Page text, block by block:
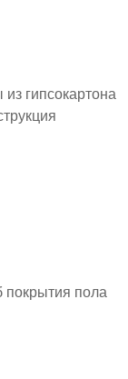
гипсокартона
пола